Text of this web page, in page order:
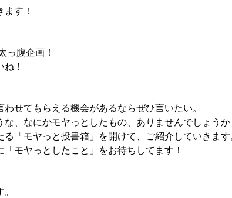
す！
っ腹企画！
！
せてもらえる機会があるならぜひ言いたい。
、なにかモヤっとしたもの、ありませんでしょうか
「モヤっと投書箱」を開けて、ご紹介していきます
モヤっとしたこと」をお待ちしてます！